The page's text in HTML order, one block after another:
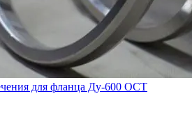
для фланца Ду-600 ОСТ